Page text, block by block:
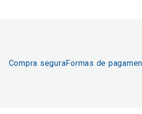
Compra seguraFormas de